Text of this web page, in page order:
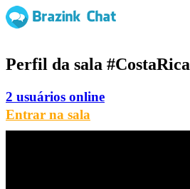
Perfil da sala #CostaRica
2 usuários online
Entrar na sala